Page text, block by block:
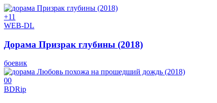
+11
WEB-DL
Дорама Призрак глубины (2018)
боевик
00
BDRip